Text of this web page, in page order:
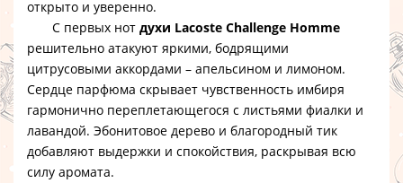
открыто и уверенно.
С первых нот духи Lacoste Challenge Homme
решительно атакуют яркими, бодрящими
цитрусовыми аккордами – апельсином и лимоном.
Сердце парфюма скрывает чувственность имбиря
гармонично переплетающегося с листьями фиалки и
лавандой. Эбонитовое дерево и благородный тик
добавляют выдержки и спокойствия, раскрывая всю
силу аромата.